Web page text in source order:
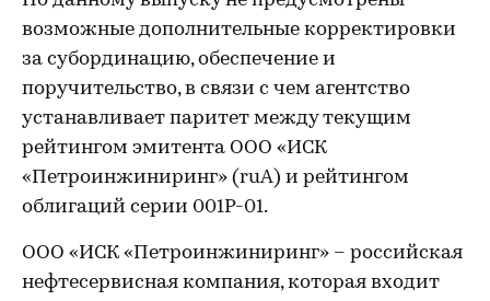
возможные дополнительные корректировки
за субординацию, обеспечение и
поручительство, в связи с чем агентство
устанавливает паритет между текущим
рейтингом эмитента ООО «ИСК
«Петроинжиниринг» (ruA) и рейтингом
облигаций серии 001Р-01.
ООО «ИСК «Петроинжиниринг» – российская
нефтесервисная компания, которая входит